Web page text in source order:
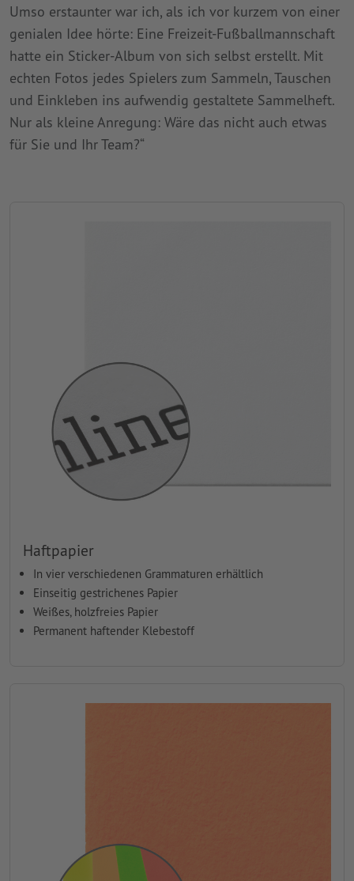
Umso erstaunter war ich, als ich vor kurzem von einer
genialen Idee hörte: Eine Freizeit-Fußballmannschaft
hatte ein Sticker-Album von sich selbst erstellt. Mit
echten Fotos jedes Spielers zum Sammeln, Tauschen
und Einkleben ins aufwendig gestaltete Sammelheft.
Nur als kleine Anregung: Wäre das nicht auch etwas
für Sie und Ihr Team?“
Haftpapier
In vier verschiedenen Grammaturen erhältlich
Einseitig gestrichenes Papier
Weißes, holzfreies Papier
Permanent haftender Klebestoff